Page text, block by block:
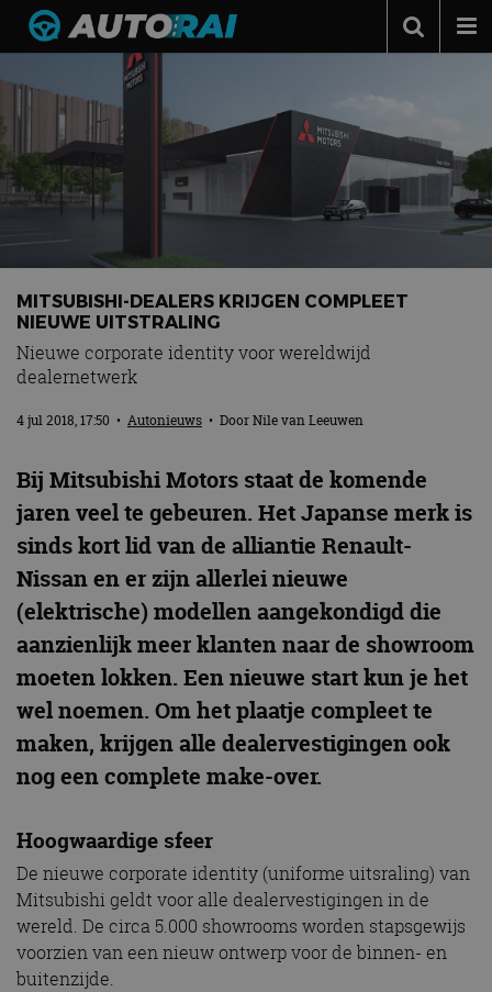
Autonieuws
Podcast
Autotests
Automerken
Adverteren
MotorRAI.nl
MITSUBISHI-DEALERS KRIJGEN COMPLEET
NIEUWE UITSTRALING
Nieuwe corporate identity voor wereldwijd
dealernetwerk
4 jul 2018, 17:50 • Autonieuws • DoorNile van Leeuwen
Bij Mitsubishi Motors staat de komende
jaren veel te gebeuren. Het Japanse merk is
sinds kort lid van de alliantie Renault-
Nissan en er zijn allerlei nieuwe
(elektrische) modellen aangekondigd die
aanzienlijk meer klanten naar de showroom
moeten lokken. Een nieuwe start kun je het
wel noemen. Om het plaatje compleet te
maken, krijgen alle dealervestigingen ook
nog een complete make-over.
Hoogwaardige sfeer
De nieuwe corporate identity (uniforme uitsraling) van
Mitsubishi geldt voor alle dealervestigingen in de
wereld. De circa 5.000 showrooms worden stapsgewijs
voorzien van een nieuw ontwerp voor de binnen- en
buitenzijde.